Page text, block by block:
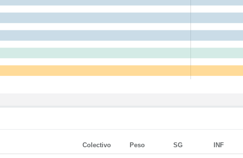
Colectivo Peso SG INF